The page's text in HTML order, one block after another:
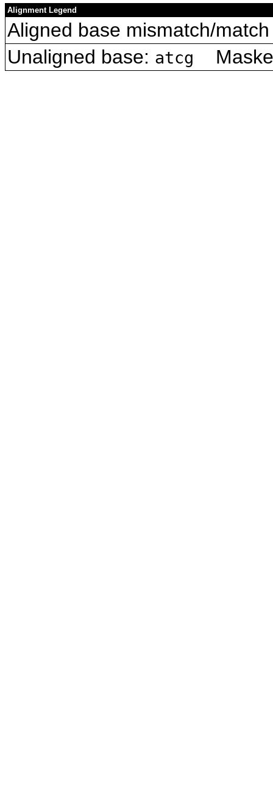
Alignment Legend
Aligned base mismatch/
Unaligned base: atcg